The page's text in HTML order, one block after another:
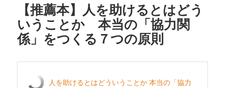
【推薦本】人を助けるとはどう
いうことか 本当の「協力関
係」をつくる７つの原則
人を助けるとはどういうことか 本当の「協力